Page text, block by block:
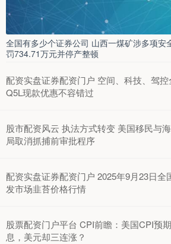
全国有多少个证券公司 山西一煤矿涉多项安
罚734.71万元并停产整顿
配资实盘证券配资门户 空间、科技、驾
Q5L现款优惠不容错过
股市配资风云 执法方式转变 美国移民与
局取消抓捕前审批程序
配资实盘证券配资门户 2025年9月23日全
发市场韭苔价格行情
股票配资门户平台 CPI前瞻：美国CPI预
息，美元却三连涨？